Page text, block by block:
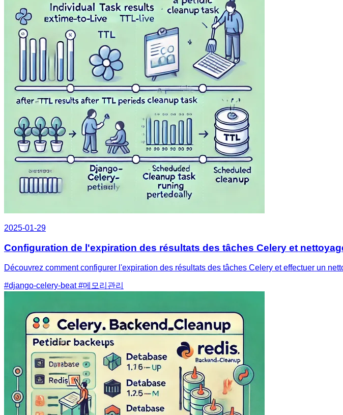
2025-01-29
Configuration de l'expiration des résultats des tâches Celery et
Découvrez comment configurer l'expiration des résultats des tâches Celery et effectuer un
#django-celery-beat#메모리관리